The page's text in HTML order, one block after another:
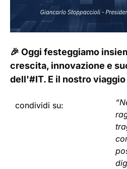
🎉 Oggi festeggiamo
crescita, innovazione e
dell'#IT. E il nostro
condividi su: